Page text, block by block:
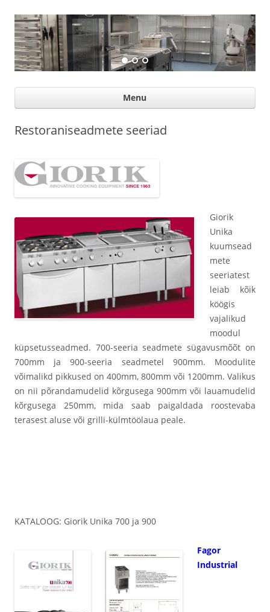
Suurköögiseadmed
Professional help for proffs
Menu
Restoraniseadmete seeriad
Giorik
Unika
kuumsead
mete
seeriatest
leiab kõik
köögis
vajalikud
moodul
küpsetusseadmed. 700-seeria seadmete sügavusmõõt on
700mm ja 900-seeria seadmetel 900mm. Moodulite
võimalikd pikkused on 400mm, 800mm või 1200mm. Valikus
on nii põrandamudelid kõrgusega 900mm või lauamudelid
kõrgusega 250mm, mida saab paigaldada roostevaba
terasest aluse või grilli-külmtöölaua peale.
KATALOOG: Giorik Unika 700 ja 900
Fagor
Industrial